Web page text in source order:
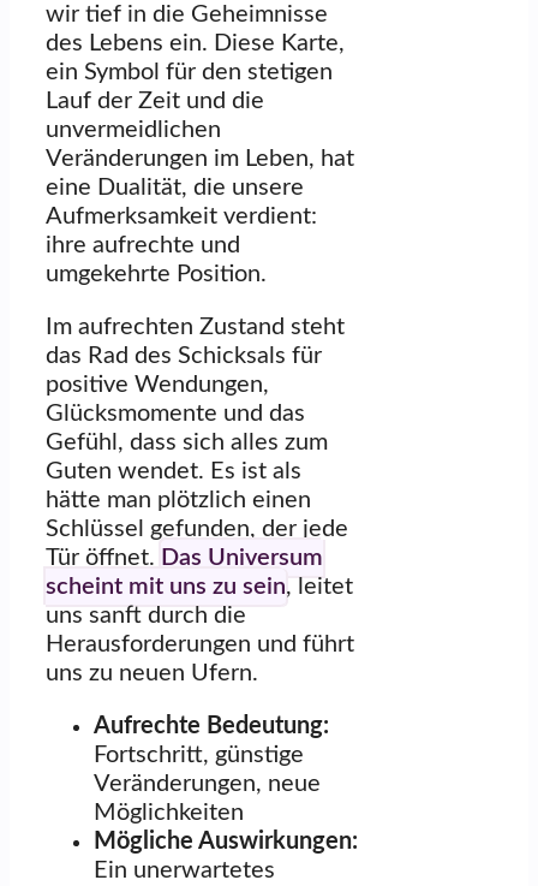
wir tief in die Geheimnisse
des Lebens ein. Diese Karte,
ein Symbol für den stetigen
Lauf der Zeit und die
unvermeidlichen
Veränderungen im Leben, hat
eine Dualität, die unsere
Aufmerksamkeit verdient:
ihre aufrechte und
umgekehrte Position.
Im aufrechten Zustand steht
das Rad des Schicksals für
positive Wendungen,
Glücksmomente und das
Gefühl, dass sich alles zum
Guten wendet. Es ist als
hätte man plötzlich einen
Schlüssel gefunden, der jede
Tür öffnet. Das Universum
scheint mit uns zu sein, leitet
uns sanft durch die
Herausforderungen und führt
uns zu neuen Ufern.
Aufrechte Bedeutung:
Fortschritt, günstige
Veränderungen, neue
Möglichkeiten
Mögliche Auswirkungen:
Ein unerwartetes